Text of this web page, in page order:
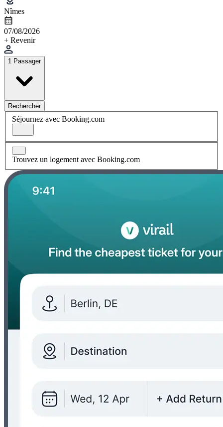
Nîmes
07/08/2026
+ Revenir
1 Passager
Rechercher
Séjournez avec Booking.com
Trouvez un logement avec Booking.com